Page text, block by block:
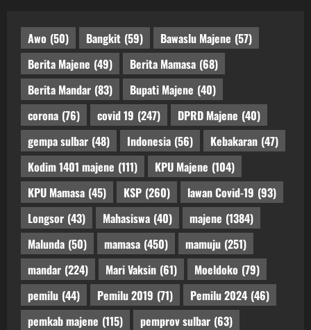
Awo (50) Bangkit (59) Bawaslu Majene (57)
Berita Majene (49) Berita Mamasa (68)
Berita Mandar (83) Bupati Majene (40)
corona (76) covid 19 (247) DPRD Majene (40)
gempa sulbar (48) Indonesia (56) Kebakaran (47)
Kodim 1401 majene (111) KPU Majene (104)
KPU Mamasa (45) KSP (260) lawan Covid-19 (93)
Longsor (43) Mahasiswa (40) majene (1384)
Malunda (50) mamasa (450) mamuju (251)
mandar (224) Mari Vaksin (61) Moeldoko (79)
pemilu (44) Pemilu 2019 (71) Pemilu 2024 (46)
pemkab majene (115) pemprov sulbar (63)